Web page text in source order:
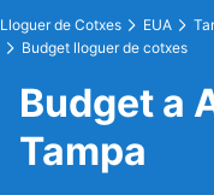
Lloguer de Cotxes EUA
Budget lloguer de cotxes
Budget a
Tampa